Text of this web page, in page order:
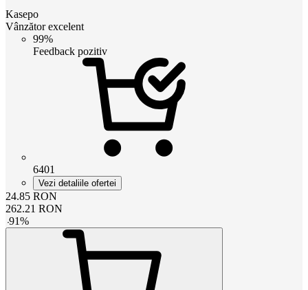
Kasepo
Vânzător excelent
99%
Feedback pozitiv
6401
Vezi detaliile ofertei
24.85 RON
262.21 RON
-91%